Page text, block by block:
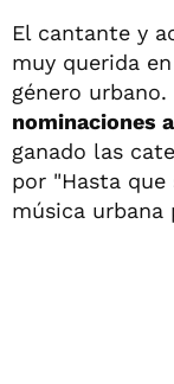
El cantante y
muy querida
género
nominaciones
ganado las
por "Hasta
música urbana